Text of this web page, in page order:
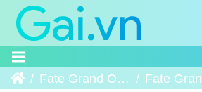
Trang chủFate Grand Order - Mash Fate Grand Order -